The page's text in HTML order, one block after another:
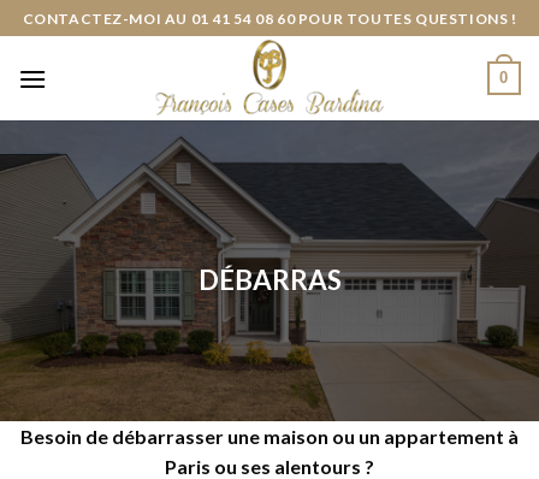
Skip
content
CONTACTEZ-MOI AU 01 41 54 08 60 POUR TOUTES QUESTIONS !
0
DÉBARRAS
Besoin de débarrasser une maison ou un appartement à
Paris ou ses alentours ?